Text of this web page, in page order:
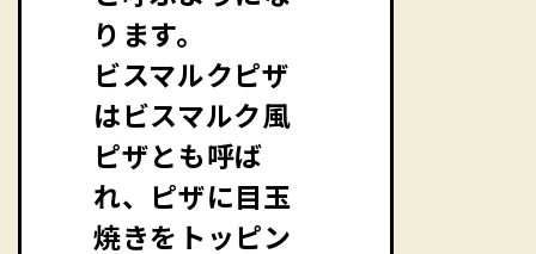
ります。
ビスマルクピザ
はビスマルク風
ピザとも呼ば
れ、ピザに目玉
焼きをトッピン